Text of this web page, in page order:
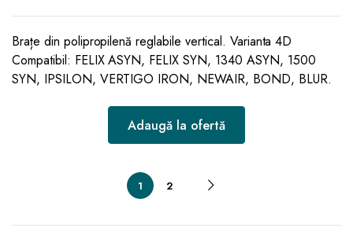
Brațe din polipropilenă reglabile vertical. Varianta 4D
Compatibil: FELIX ASYN, FELIX SYN, 1340 ASYN, 1500
SYN, IPSILON, VERTIGO IRON, NEWAIR, BOND, BLUR.
Adaugă la ofertă
1 2